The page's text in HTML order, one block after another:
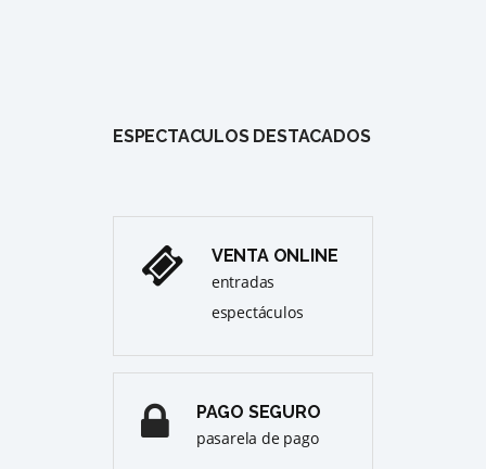
ESPECTÁCULOS DESTACADOS
VENTA ONLINE
entradas
espectáculos
PAGO SEGURO
pasarela de pago